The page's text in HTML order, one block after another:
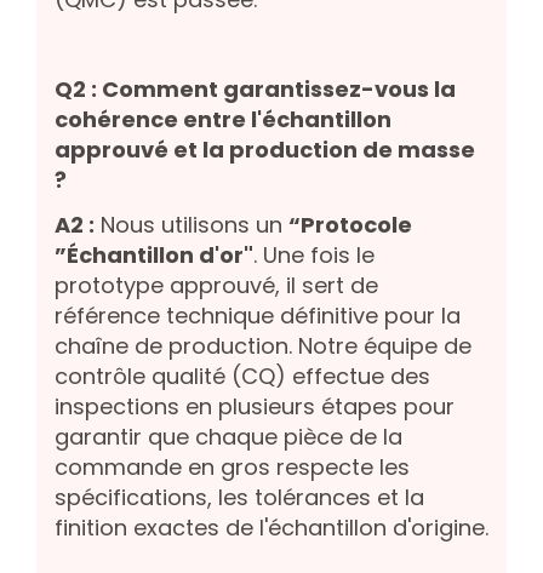
Q2 : Comment garantissez-vous la
cohérence entre l'échantillon
approuvé et la production de masse
?
A2 : Nous utilisons un “Protocole
”Échantillon d'or". Une fois le
prototype approuvé, il sert de
référence technique définitive pour la
chaîne de production. Notre équipe de
contrôle qualité (CQ) effectue des
inspections en plusieurs étapes pour
garantir que chaque pièce de la
commande en gros respecte les
spécifications, les tolérances et la
finition exactes de l'échantillon d'origine.